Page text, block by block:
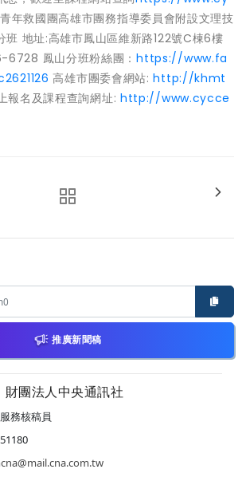
年救國團高雄市團務指導委員會附設文理技
班 地址:高雄市鳳山區維新路122號C棟6樓
鳳山分班粉絲團：https://www.fa
高雄市團委會網站:http://khmt
報名及課程查詢網址: http://www.cycce
推廣新聞稿
財團法人中央通訊社
務核稿員